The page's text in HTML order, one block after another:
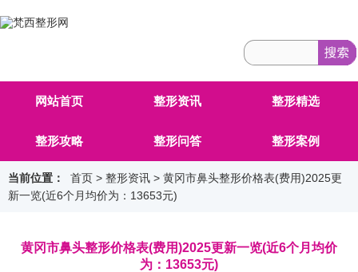
网站首页 整形资讯 整形精选
整形攻略 整形问答 整形案例
当前位置： 首页 > 整形资讯 > 黄冈市鼻头整形价格表(费用)2025更
新一览(近6个月均价为：13653元)
黄冈市鼻头整形价格表(费用)2025更新一览(近6个月均价
为：13653元)